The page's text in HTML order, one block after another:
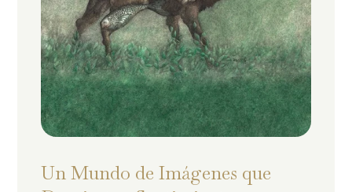
Un Mundo de Imágenes que